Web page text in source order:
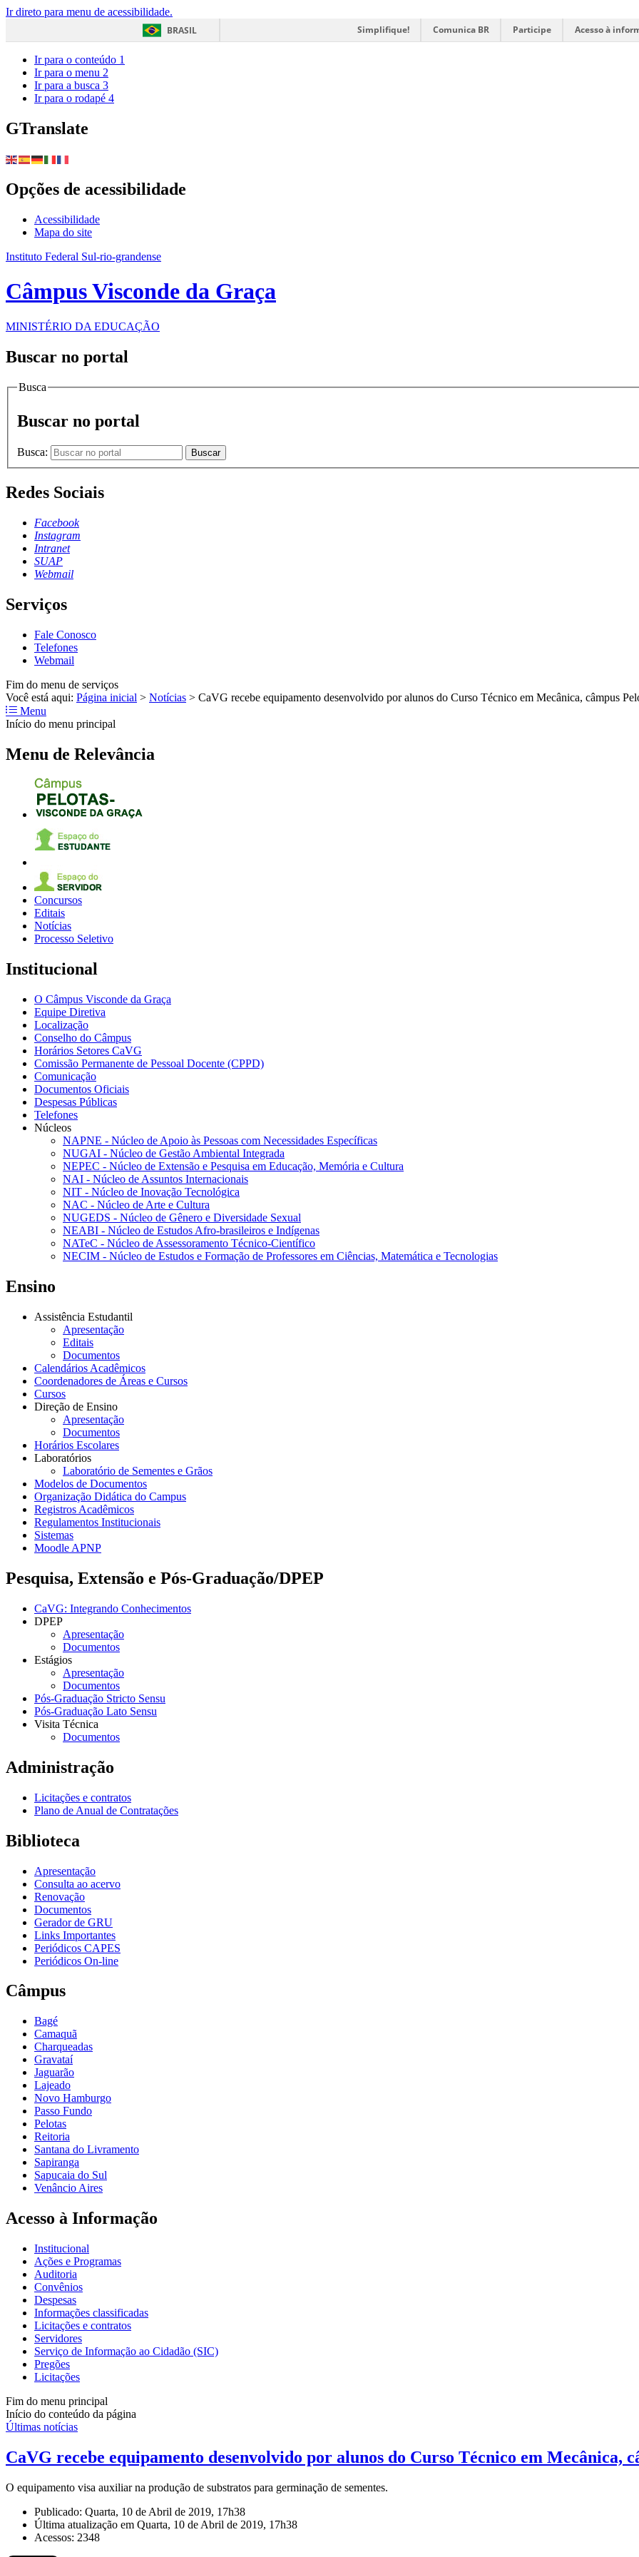
Ir direto para menu de acessibilidade.
BRASIL
Simplifique! Comunica BR Participe Acesso à
Ir para o conteúdo 1
Ir para o menu 2
Ir para a busca 3
Ir para o rodapé 4
GTranslate
Opções de acessibilidade
Acessibilidade
Mapa do site
Instituto Federal Sul-rio-grandense
Câmpus Visconde da Graça
MINISTÉRIO DA EDUCAÇÃO
Buscar no portal
Busca
Buscar no portal
Busca: Buscar
Redes Sociais
Facebook
Instagram
Intranet
SUAP
Webmail
Serviços
Fale Conosco
Telefones
Webmail
Fim do menu de serviços
Você está aqui: Página inicial > Notícias > CaVG recebe equipamento desenvolvido por alunos do Curso Técnico em Mecânica, câmpus
Menu
Início do menu principal
Menu de Relevância
Concursos
Editais
Notícias
Processo Seletivo
Institucional
O Câmpus Visconde da Graça
Equipe Diretiva
Localização
Conselho do Câmpus
Horários Setores CaVG
Comissão Permanente de Pessoal Docente (CPPD)
Comunicação
Documentos Oficiais
Despesas Públicas
Telefones
Núcleos
NAPNE - Núcleo de Apoio às Pessoas com Necessidades Específicas
NUGAI - Núcleo de Gestão Ambiental Integrada
NEPEC - Núcleo de Extensão e Pesquisa em Educação, Memória e Cultura
NAI - Núcleo de Assuntos Internacionais
NIT - Núcleo de Inovação Tecnológica
NAC - Núcleo de Arte e Cultura
NUGEDS - Núcleo de Gênero e Diversidade Sexual
NEABI - Núcleo de Estudos Afro-brasileiros e Indígenas
NATeC - Núcleo de Assessoramento Técnico-Científico
NECIM - Núcleo de Estudos e Formação de Professores em Ciências, Matemática e Tecnologias
Ensino
Assistência Estudantil
Apresentação
Editais
Documentos
Calendários Acadêmicos
Coordenadores de Áreas e Cursos
Cursos
Direção de Ensino
Apresentação
Documentos
Horários Escolares
Laboratórios
Laboratório de Sementes e Grãos
Modelos de Documentos
Organização Didática do Campus
Registros Acadêmicos
Regulamentos Institucionais
Sistemas
Moodle APNP
Pesquisa, Extensão e Pós-Graduação/DPEP
CaVG: Integrando Conhecimentos
DPEP
Apresentação
Documentos
Estágios
Apresentação
Documentos
Pós-Graduação Stricto Sensu
Pós-Graduação Lato Sensu
Visita Técnica
Documentos
Administração
Licitações e contratos
Plano de Anual de Contratações
Biblioteca
Apresentação
Consulta ao acervo
Renovação
Documentos
Gerador de GRU
Links Importantes
Periódicos CAPES
Periódicos On-line
Câmpus
Bagé
Camaquã
Charqueadas
Gravataí
Jaguarão
Lajeado
Novo Hamburgo
Passo Fundo
Pelotas
Reitoria
Santana do Livramento
Sapiranga
Sapucaia do Sul
Venâncio Aires
Acesso à Informação
Institucional
Ações e Programas
Auditoria
Convênios
Despesas
Informações classificadas
Licitações e contratos
Servidores
Serviço de Informação ao Cidadão (SIC)
Pregões
Licitações
Fim do menu principal
Início do conteúdo da página
Últimas notícias
CaVG recebe equipamento desenvolvido por alunos do Curso Técnico em Mecânica,
O equipamento visa auxiliar na produção de substratos para germinação de sementes.
Publicado: Quarta, 10 de Abril de 2019, 17h38
Última atualização em Quarta, 10 de Abril de 2019, 17h38
Acessos: 2348